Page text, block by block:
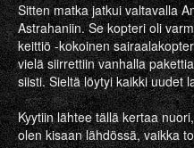
Sitten matka jatkui valtavalla
Astrahaniin. Se kopteri oli
keittiö -kokoinen
vielä siirrettiin vanhalla
siisti. Sieltä löytyi kaikki uudet
Kyytiin lähtee tällä kertaa
olen kisaan lähdössä, vaikka